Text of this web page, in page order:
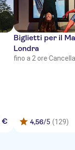
€
Biglietti per il
Londra
fino a 2 ore·
4,56/5 (129)